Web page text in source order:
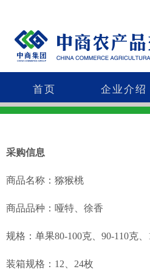
首页 企业介绍
采购信息
商品名称：猕猴桃
商品品种：哑特、徐香
规格：单果80-100克、90-110克、
装箱规格：12、24枚